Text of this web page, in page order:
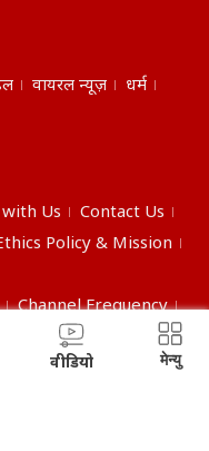
वायरल न्यूज़
धर्म
Us
Contact Us
Policy & Mission
Channel Frequency
वीडियो मेन्यु